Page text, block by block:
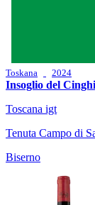
Toskana 2024
Insoglio del
Toscana igt
Tenuta Campo di
Biserno